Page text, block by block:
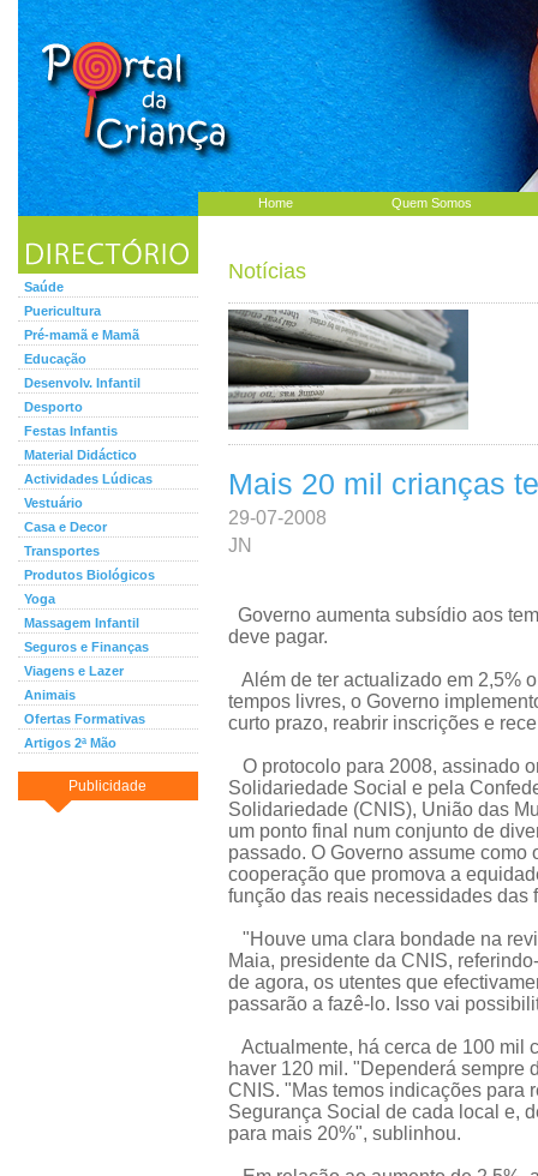
Home Quem Somos
Saúde
Puericultura
Pré-mamã e Mamã
Educação
Desenvolv. Infantil
Desporto
Festas Infantis
Material Didáctico
Actividades Lúdicas
Vestuário
Casa e Decor
Transportes
Produtos Biológicos
Yoga
Massagem Infantil
Seguros e Finanças
Viagens e Lazer
Animais
Ofertas Formativas
Artigos 2ª Mão
Publicidade
Notícias
Mais 20 mil crianças
29-07-2008
JN
Governo aumenta subsídio aos
deve pagar.
Além de ter actualizado em 2,5%
tempos livres, o Governo
curto prazo, reabrir inscrições e
O protocolo para 2008, assinado
Solidariedade Social e pela
Solidariedade (CNIS), União das
um ponto final num conjunto de
passado. O Governo assume
cooperação que promova a
função das reais necessidades das
"Houve uma clara bondade na
Maia, presidente da CNIS,
de agora, os utentes que
passarão a fazê-lo. Isso vai
Actualmente, há cerca de 100 mil
haver 120 mil. "Dependerá sempre
CNIS. "Mas temos indicações para
Segurança Social de cada local e,
para mais 20%", sublinhou.